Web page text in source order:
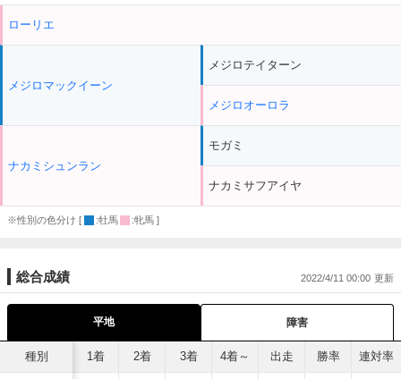
ローリエ
メジロマックイーン
ナカミシュンラン
メジロテイターン
メジロオーロラ
モガミ
ナカミサフアイヤ
※性別の色分け [ :牡馬 :牝馬 ]
総合成績 2022/4/11 00:00
平地 障害
種別 1着 2着 3着 4着～ 出走 勝率 連対率